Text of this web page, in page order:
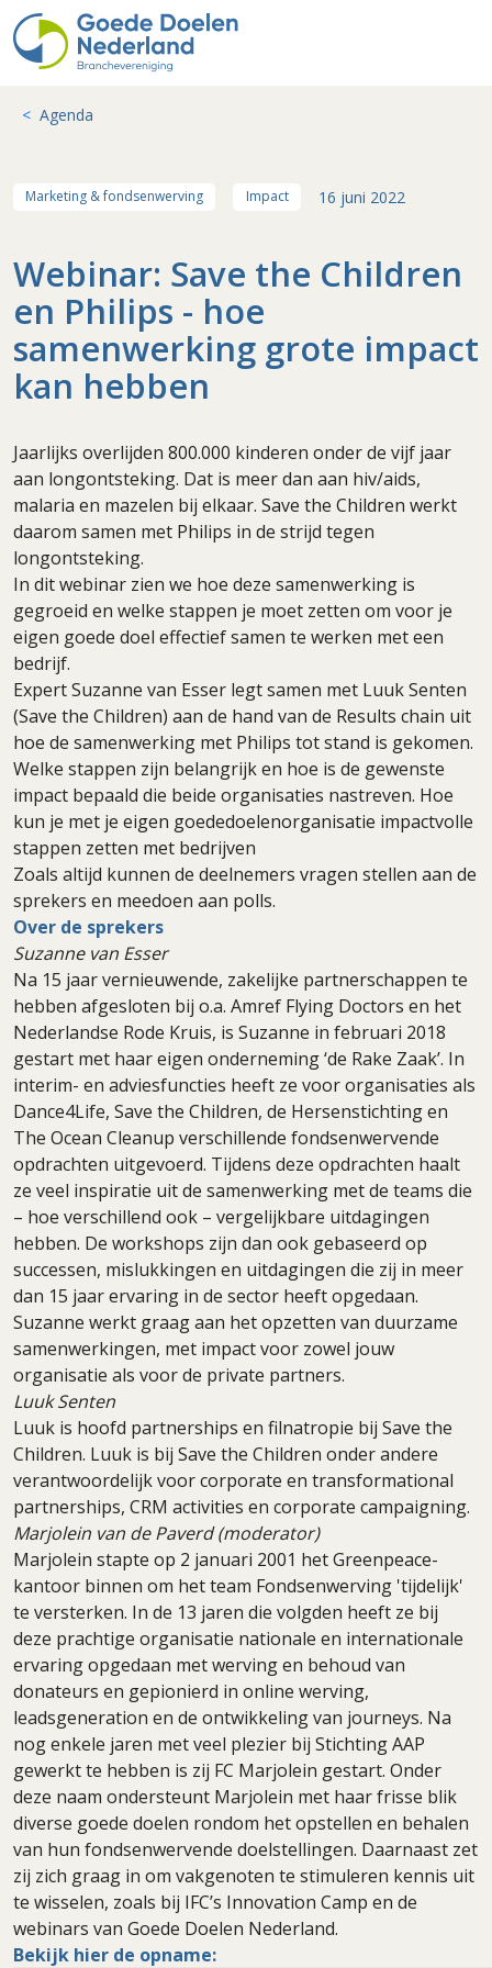
Agenda
Marketing & fondsenwerving Impact 16 juni 2022
Webinar: Save the Children
en Philips - hoe
samenwerking grote impact
kan hebben
Jaarlijks overlijden 800.000 kinderen onder de vijf jaar
aan longontsteking. Dat is meer dan aan hiv/aids,
malaria en mazelen bij elkaar. Save the Children werkt
daarom samen met Philips in de strijd tegen
longontsteking.
In dit webinar zien we hoe deze samenwerking is
gegroeid en welke stappen je moet zetten om voor je
eigen goede doel effectief samen te werken met een
bedrijf.
Expert Suzanne van Esser legt samen met Luuk Senten
(Save the Children) aan de hand van de Results chain uit
hoe de samenwerking met Philips tot stand is gekomen.
Welke stappen zijn belangrijk en hoe is de gewenste
impact bepaald die beide organisaties nastreven. Hoe
kun je met je eigen goededoelenorganisatie impactvolle
stappen zetten met bedrijven
Zoals altijd kunnen de deelnemers vragen stellen aan de
sprekers en meedoen aan polls.
Over de sprekers
Suzanne van Esser
Na 15 jaar vernieuwende, zakelijke partnerschappen te
hebben afgesloten bij o.a. Amref Flying Doctors en het
Nederlandse Rode Kruis, is Suzanne in februari 2018
gestart met haar eigen onderneming ‘de Rake Zaak’. In
interim- en adviesfuncties heeft ze voor organisaties als
Dance4Life, Save the Children, de Hersenstichting en
The Ocean Cleanup verschillende fondsenwervende
opdrachten uitgevoerd. Tijdens deze opdrachten haalt
ze veel inspiratie uit de samenwerking met de teams die
– hoe verschillend ook – vergelijkbare uitdagingen
hebben. De workshops zijn dan ook gebaseerd op
successen, mislukkingen en uitdagingen die zij in meer
dan 15 jaar ervaring in de sector heeft opgedaan.
Suzanne werkt graag aan het opzetten van duurzame
samenwerkingen, met impact voor zowel jouw
organisatie als voor de private partners.
Luuk Senten
Luuk is hoofd partnerships en filnatropie bij Save the
Children. Luuk is bij Save the Children onder andere
verantwoordelijk voor corporate en transformational
partnerships, CRM activities en corporate campaigning.
Marjolein van de Paverd (moderator)
Marjolein stapte op 2 januari 2001 het Greenpeace-
kantoor binnen om het team Fondsenwerving 'tijdelijk'
te versterken. In de 13 jaren die volgden heeft ze bij
deze prachtige organisatie nationale en internationale
ervaring opgedaan met werving en behoud van
donateurs en gepionierd in online werving,
leadsgeneration en de ontwikkeling van journeys. Na
nog enkele jaren met veel plezier bij Stichting AAP
gewerkt te hebben is zij FC Marjolein gestart. Onder
deze naam ondersteunt Marjolein met haar frisse blik
diverse goede doelen rondom het opstellen en behalen
van hun fondsenwervende doelstellingen. Daarnaast zet
zij zich graag in om vakgenoten te stimuleren kennis uit
te wisselen, zoals bij IFC’s Innovation Camp en de
webinars van Goede Doelen Nederland.
Bekijk hier de opname: